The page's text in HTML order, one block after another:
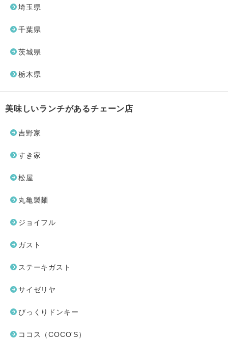
埼玉県
千葉県
茨城県
栃木県
美味しいランチがあるチェーン店
吉野家
すき家
松屋
丸亀製麺
ジョイフル
ガスト
ステーキガスト
サイゼリヤ
びっくりドンキー
ココス（COCO'S）